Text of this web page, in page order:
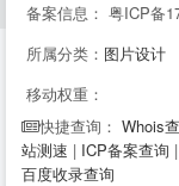
备案信息： 粤ICP备
所属分类： 图片设计
移动权重：
快捷查询： Whois
站测速 | ICP备案查询 |
百度收录查询